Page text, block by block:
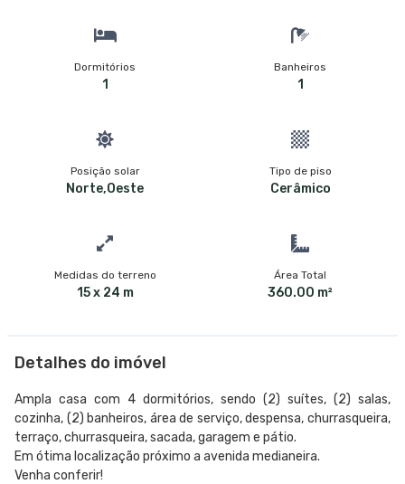
Dormitórios
1
Banheiros
1
Posição solar
Norte,Oeste
Tipo de piso
Cerâmico
Medidas do terreno
15 x 24 m
Área Total
360.00 m²
Detalhes do imóvel
Ampla casa com 4 dormitórios, sendo (2) suítes, (2) salas,
cozinha, (2) banheiros, área de serviço, despensa, churrasqueira,
terraço, churrasqueira, sacada, garagem e pátio.
Em ótima localização próximo a avenida medianeira.
Venha conferir!